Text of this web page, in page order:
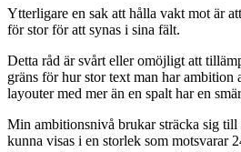
Ytterligare en sak att hålla vakt mot är
för stor för att synas i sina fält.
Detta råd är svårt eller omöjligt att
gräns för hur stor text man har ambition
layouter med mer än en spalt har en
Min ambitionsnivå brukar sträcka sig till
kunna visas i en storlek som motsvarar